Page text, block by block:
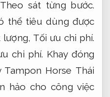
Theo sát từng bước.
thể tiêu dùng được
lượng, Tối ưu chi phí.
chi phí. Khay đóng
Horse Thái
hảo cho công việc